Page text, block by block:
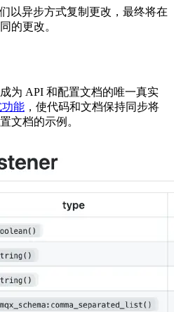
们以异步方式复制更改，最终将在
的更改。
为 API 和配置文档的唯一真实
功能 ，使代码和文档保持同步将
文档的示例。